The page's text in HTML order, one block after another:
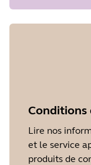
Conditions
Lire nos
et le service
produits de